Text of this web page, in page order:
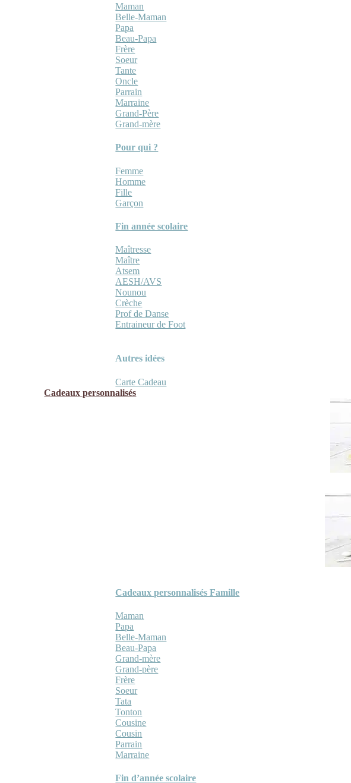
Maman
Belle-Maman
Papa
Beau-Papa
Frère
Soeur
Tante
Oncle
Parrain
Marraine
Grand-Père
Grand-mère
Pour qui ?
Femme
Homme
Fille
Garçon
Fin année scolaire
Maîtresse
Maître
Atsem
AESH/AVS
Nounou
Crèche
Prof de Danse
Entraineur de Foot
Autres idées
Carte Cadeau
Cadeaux personnalisés
Cadeaux personnalisés Famille
Maman
Papa
Belle-Maman
Beau-Papa
Grand-mère
Grand-père
Frère
Soeur
Tata
Tonton
Cousine
Cousin
Parrain
Marraine
Fin d’année scolaire